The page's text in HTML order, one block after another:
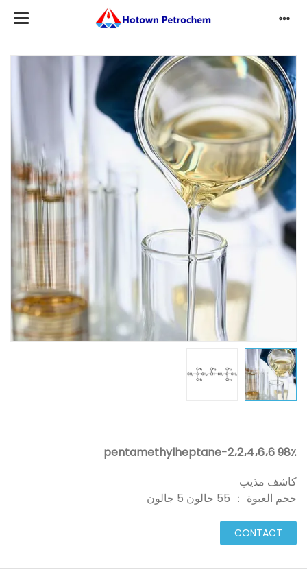
98٪ 2،2،4،6،6-pentamethylheptane
كاشف مذيب
حجم العبوة ： 55 جالون 5 جالون
CONTACT